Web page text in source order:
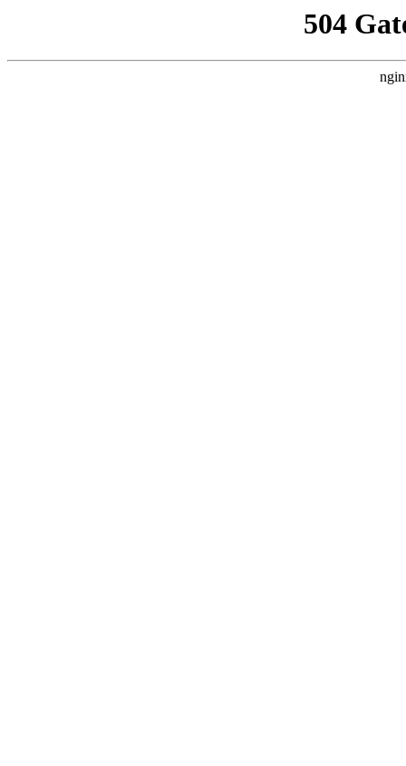
504